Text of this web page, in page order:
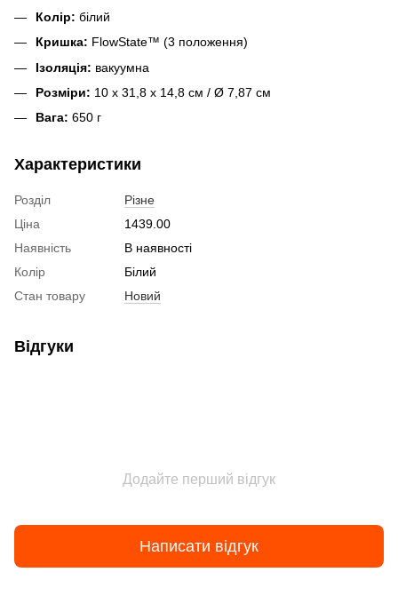
Колір: білий
Кришка: FlowState™ (3 положення)
Ізоляція: вакуумна
Розміри: 10 x 31,8 x 14,8 см / Ø 7,87 см
Вага: 650 г
Характеристики
Розділ
Різне
Ціна
1439.00
Наявність
В наявності
Колір
Білий
Стан товару
Новий
Відгуки
Додайте перший відгук
Написати відгук